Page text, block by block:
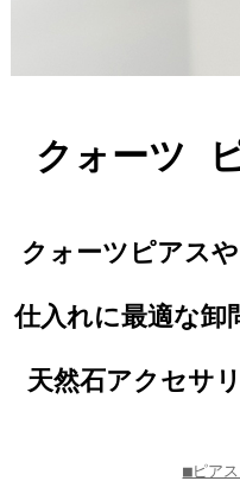
クォーツ
クォーツピアス
仕入れに最適な卸
天然石アクセサ
■ピア